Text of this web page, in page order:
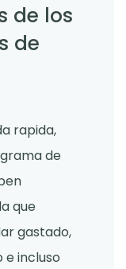
de los
de
rapida,
de
que
gastado,
incluso